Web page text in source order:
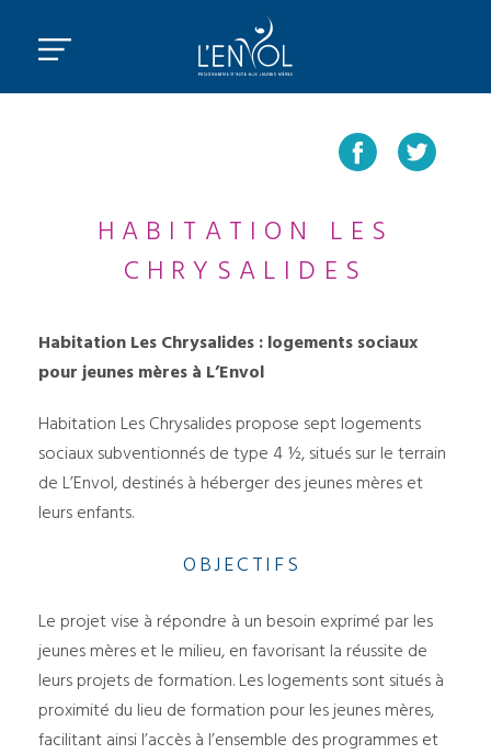
HABITATION LES
CHRYSALIDES
Habitation Les Chrysalides : logements sociaux
pour jeunes mères à L’Envol
Habitation Les Chrysalides propose sept logements
sociaux subventionnés de type 4 ½, situés sur le terrain
de L’Envol, destinés à héberger des jeunes mères et
leurs enfants.
OBJECTIFS
Le projet vise à répondre à un besoin exprimé par les
jeunes mères et le milieu, en favorisant la réussite de
leurs projets de formation. Les logements sont situés à
proximité du lieu de formation pour les jeunes mères,
facilitant ainsi l’accès à l’ensemble des programmes et